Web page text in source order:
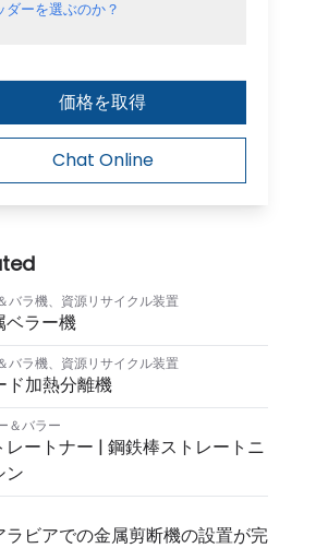
ダーを選ぶのか？
価格を取得
Chat Online
バラ機、 資源リサイクル装置
ベラー機
バラ機、 資源リサイクル装置
ド加熱分離機
＆バラー
レートナー | 鋼鉄棒ストレートニ
ン
ラビアでの金属剪断機の設置が完